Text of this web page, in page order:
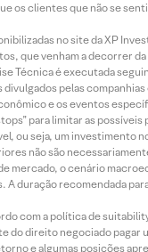
os clientes que não se
no site da XP
que venham a decorrer
Técnica é executada
pelas
e os eventos
para limitar as possíveis
ou seja, um investimento
não são
mercado, o cenário
duração recomendada
com a política de
direito negociado
e algumas posições